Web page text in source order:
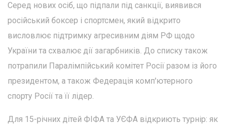
Серед нових осіб, що підпали під санкції, виявився
російський боксер і спортсмен, який відкрито
висловлює підтримку агресивним діям РФ щодо
України та схвалює дії загарбників. До списку також
потрапили Паралімпійський комітет Росії разом із його
президентом, а також Федерація комп'ютерного
спорту Росії та її лідер.
Для 15-річних дітей ФІФА та УЄФА відкриють турнір: як